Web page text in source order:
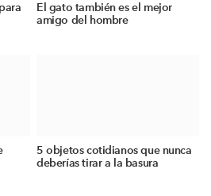
El gato también es el mejor
amigo del hombre
5 objetos cotidianos que nunca
deberías tirar a la basura